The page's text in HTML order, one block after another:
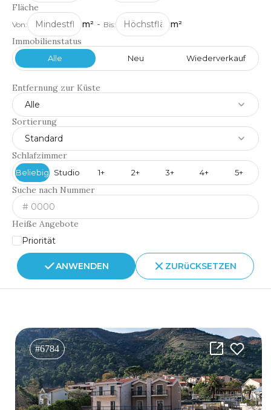
Fläche
Von: m² - Bis:
m²
Immobilienstatus
Alle Neu Wiederverkauf
Entfernung zur Küste
Alle
Sortierung
Standard
Schlafzimmer
Beliebig Studio 1+ 2+ 3+ 4+ 5+
Suche nach Nummer
Heiße Angebote
Priorität
ANWENDEN ZURüCKSETZEN
#6784